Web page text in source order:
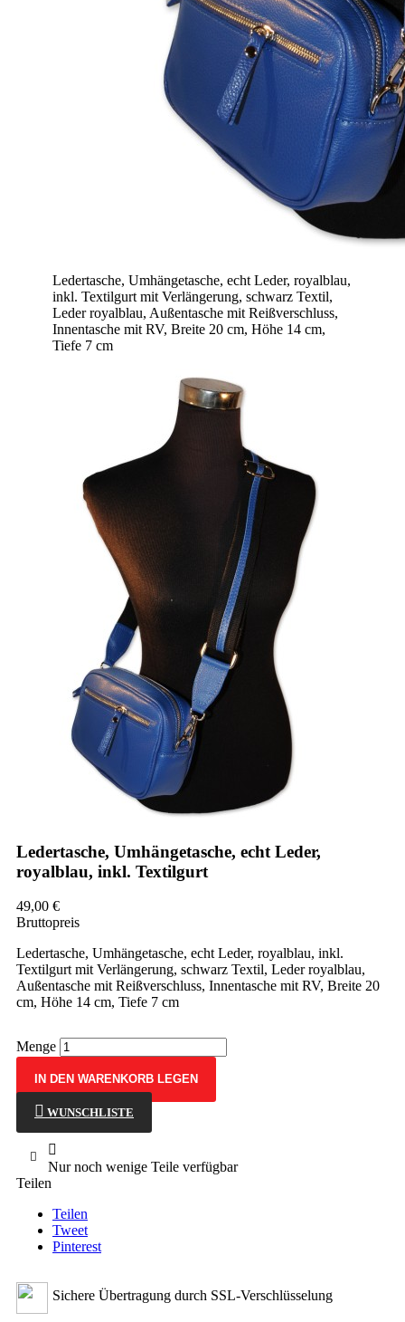
Ledertasche, Umhängetasche, echt Leder, royalblau,
inkl. Textilgurt mit Verlängerung, schwarz Textil,
Leder royalblau, Außentasche mit Reißverschluss,
Innentasche mit RV, Breite 20 cm, Höhe 14 cm,
Tiefe 7 cm
Ledertasche, Umhängetasche, echt Leder,
royalblau, inkl. Textilgurt
49,00 €
Bruttopreis
Ledertasche, Umhängetasche, echt Leder, royalblau, inkl.
Textilgurt mit Verlängerung, schwarz Textil, Leder royalblau,
Außentasche mit Reißverschluss, Innentasche mit RV, Breite 20
cm, Höhe 14 cm, Tiefe 7 cm
Menge
IN DEN WARENKORB LEGEN
WUNSCHLISTE

Nur noch wenige Teile verfügbar
Teilen
Teilen
Tweet
Pinterest
Sichere Übertragung durch SSL-Verschlüsselung